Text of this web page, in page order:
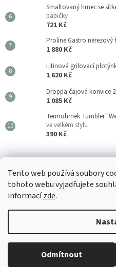
Tento web používá soubory
tohoto webu vyjadřujete
informacízde.
Odmítnout
🚚 Odesíláme do 24 hodin 📦 Vše
🛡️ Záruka spokojenosti a osobní
Smaltovaný hrnec se
babičky
721 Kč
Proline Gastro nerezový
1 880 Kč
Litinová grilovací
1 620 Kč
Droppa čajová konvice
1 085 Kč
Termohrnek Tumbler
ve velkém stylu
390 Kč
Copyright 2026Kouzla Kuchyně.